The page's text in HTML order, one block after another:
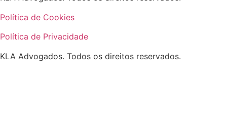
Política de Cookies
Política de Privacidade
KLA Advogados. Todos os direitos reservados.